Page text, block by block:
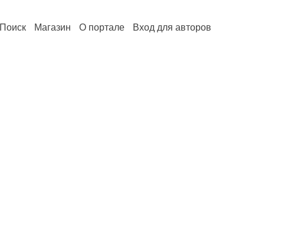
Поиск Магазин О портале Вход для авторов